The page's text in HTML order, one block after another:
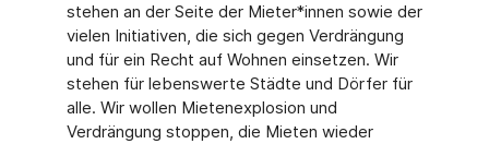
stehen an der Seite der Mieter*innen sowie der
vielen Initiativen, die sich gegen Verdrängung
und für ein Recht auf Wohnen einsetzen. Wir
stehen für lebenswerte Städte und Dörfer für
alle. Wir wollen Mietenexplosion und
Verdrängung stoppen, die Mieten wieder